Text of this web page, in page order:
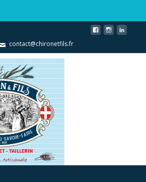
contact@chironetfils.fr